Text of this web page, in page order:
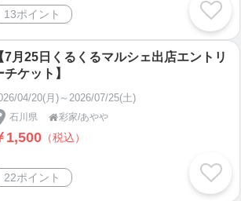
13ポイント
7月25日くるくるマルシェ出店エントリ
チケット】
04/20(月)～2026/07/25(土)
石川県 彩家/あやや
1,500 （税込）
22ポイント